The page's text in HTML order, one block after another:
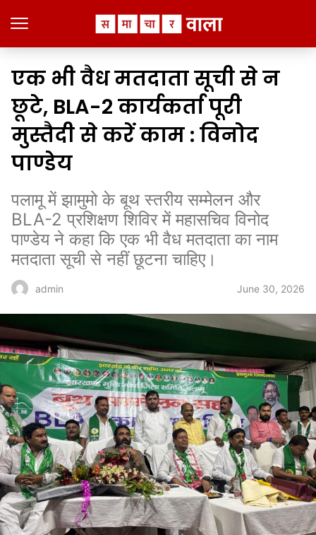
एक भी वैध मतदाता सूची से न
छूटे, BLA-2 कार्यकर्ता पूरी
मुस्तैदी से करें काम : विनोद
पाण्डेय
पलामू में झामुमो के बूथ स्तरीय सम्मेलन और
BLA-2 प्रशिक्षण शिविर में महासचिव विनोद
पाण्डेय ने कहा कि एक भी वैध मतदाता का नाम
मतदाता सूची से नहीं छूटना चाहिए।
admin June 30, 2026